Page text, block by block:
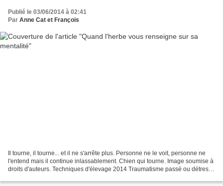
Publié le 03/06/2014 à 02:41
Par Anne Cat et François
Il tourne, il tourne... et il ne s'arrête plus. Personne ne le voit, personne ne
l'entend mais il continue inlassablement. Chien qui tourne. Image soumise à
droits d'auteurs. Techniques d'élevage 2014 Traumatisme passé ou détresse